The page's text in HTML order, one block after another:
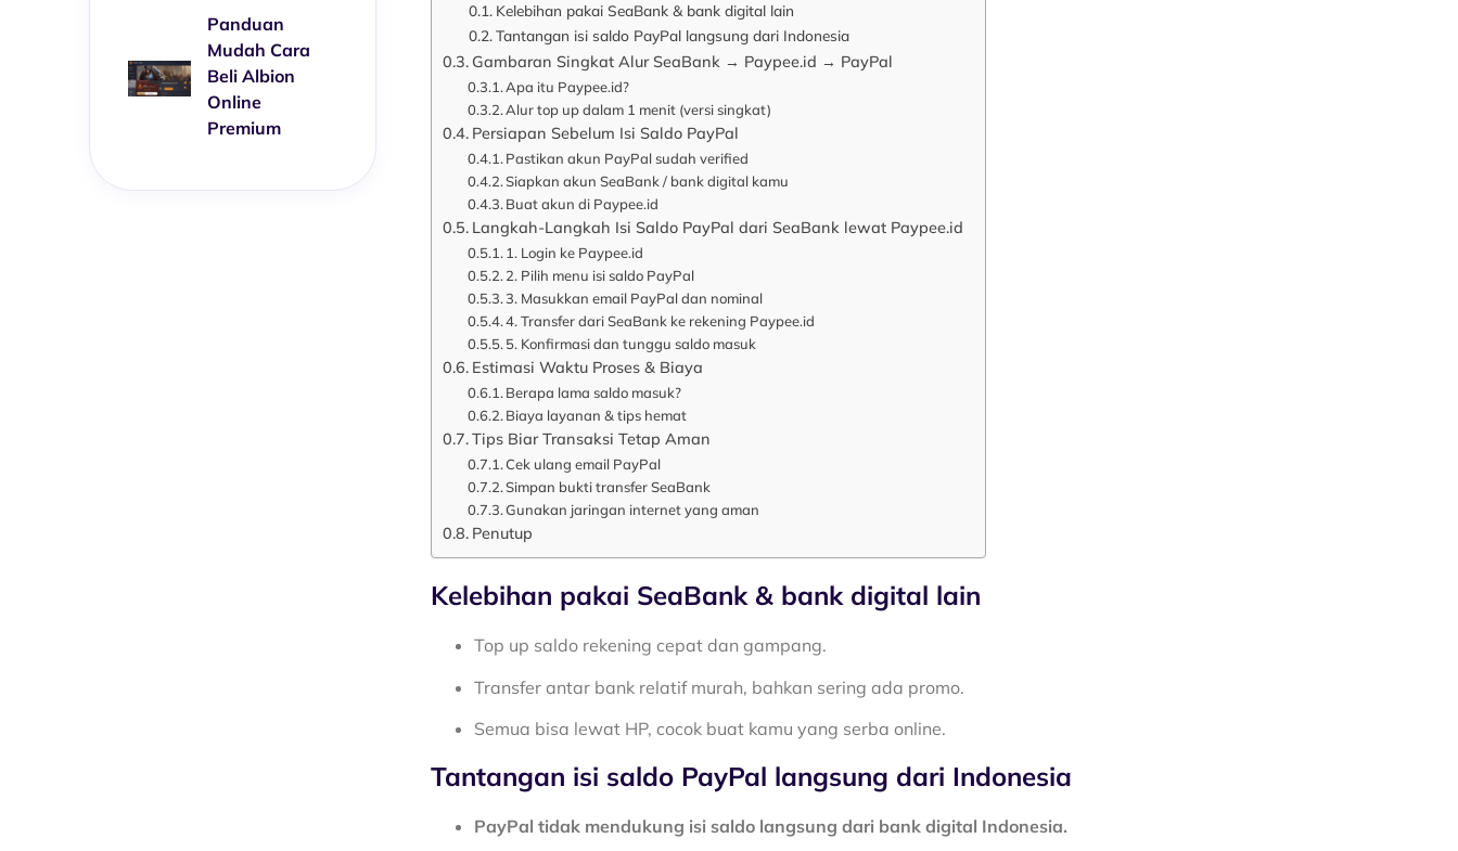
Panduan
Mudah Cara
Beli Albion
Online
Premium
Kelebihan pakai SeaBank & bank digital lain
Tantangan isi saldo PayPal langsung dari Indonesia
Gambaran Singkat Alur SeaBank → Paypee.id → PayPal
Apa itu Paypee.id?
Alur top up dalam 1 menit (versi singkat)
Persiapan Sebelum Isi Saldo PayPal
Pastikan akun PayPal sudah verified
Siapkan akun SeaBank / bank digital kamu
Buat akun di Paypee.id
Langkah-Langkah Isi Saldo PayPal dari SeaBank lewat Paypee.id
1. Login ke Paypee.id
2. Pilih menu isi saldo PayPal
3. Masukkan email PayPal dan nominal
4. Transfer dari SeaBank ke rekening Paypee.id
5. Konfirmasi dan tunggu saldo masuk
Estimasi Waktu Proses & Biaya
Berapa lama saldo masuk?
Biaya layanan & tips hemat
Tips Biar Transaksi Tetap Aman
Cek ulang email PayPal
Simpan bukti transfer SeaBank
Gunakan jaringan internet yang aman
Penutup
Kelebihan pakai SeaBank & bank digital lain
Top up saldo rekening cepat dan gampang.
Transfer antar bank relatif murah, bahkan sering ada promo.
Semua bisa lewat HP, cocok buat kamu yang serba online.
Tantangan isi saldo PayPal langsung dari Indonesia
PayPal tidak mendukung isi saldo langsung dari bank digital Indonesia.